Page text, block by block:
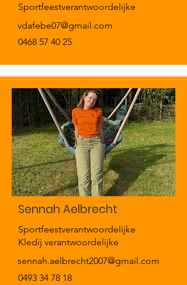
Sportfeestverantwoordelijke
vdafebe07@gmail.com
0468 57 40 25
Sennah Aelbrecht
Sportfeestverantwoordelijke
Kledij verantwoordelijke
sennah.aelbrecht2007@gmail.com
0493 34 78 18